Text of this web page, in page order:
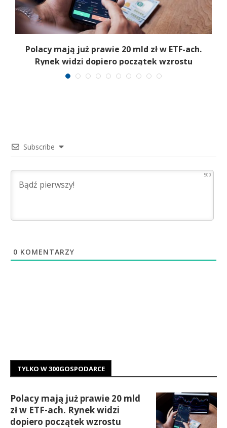
Polacy mają już prawie 20 mld zł w ETF-ach.
Rynek widzi dopiero początek wzrostu
Subscribe
500
0 KOMENTARZY
TYLKO W 300GOSPODARCE
Polacy mają już prawie 20 mld
zł w ETF-ach. Rynek widzi
dopiero początek wzrostu